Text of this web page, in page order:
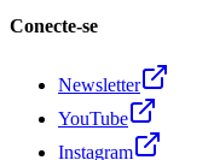
Conecte-se
Newsletter
YouTube
Instagram